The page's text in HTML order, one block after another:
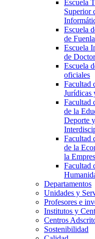
Escuela
Superior
Escuela
de
Escuela
de
Escuela
oficiales
Facultad
Jurídicas
Facultad
de la
Deporte
Facultad
de la
la
Facultad
Departamentos
Unidades y
Profesores e
Institutos y
Centros
Sostenibilidad